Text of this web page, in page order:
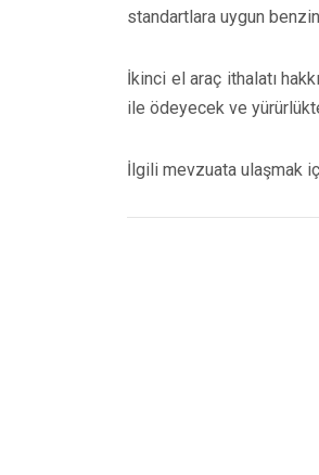
standartlara uygun
İkinci el araç ithalatı
ile ödeyecek ve
İlgili mevzuata ulaşmak